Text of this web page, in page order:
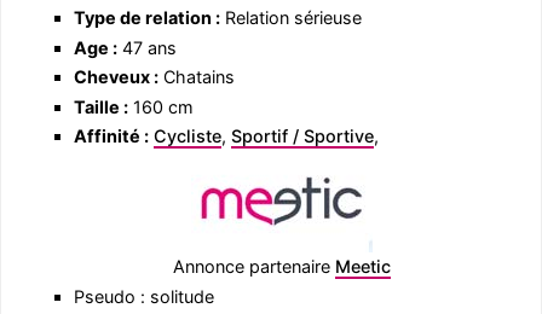
Type de relation :Relation sérieuse
Age :47 ans
Cheveux :Chatains
Taille :160 cm
Affinité : Cycliste, Sportif / Sportive,
Annonce partenaire Meetic
Pseudo : solitude